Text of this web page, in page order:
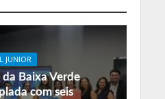
JUNIOR
Baixa Verde
com seis